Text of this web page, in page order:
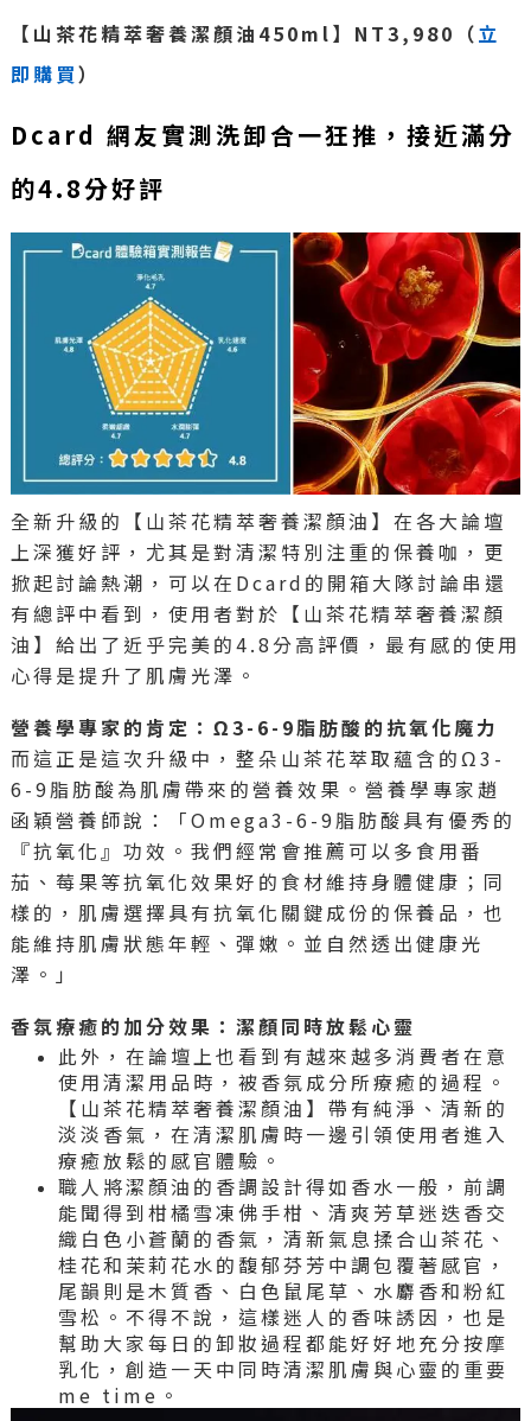
【山茶花精萃奢養潔顏油450ml】NT3,980（立
即購買）
Dcard 網友實測洗卸合一狂推，接近滿分
的4.8分好評
全新升級的【山茶花精萃奢養潔顏油】在各大論壇
上深獲好評，尤其是對清潔特別注重的保養咖，更
掀起討論熱潮，可以在Dcard的開箱大隊討論串還
有總評中看到，使用者對於【山茶花精萃奢養潔顏
油】給出了近乎完美的4.8分高評價，最有感的使用
心得是提升了肌膚光澤。
營養學專家的肯定：Ω3-6-9脂肪酸的抗氧化魔力
而這正是這次升級中，整朵山茶花萃取蘊含的Ω3-
6-9脂肪酸為肌膚帶來的營養效果。營養學專家趙
函穎營養師說：「Omega3-6-9脂肪酸具有優秀的
『抗氧化』功效。我們經常會推薦可以多食用番
茄、莓果等抗氧化效果好的食材維持身體健康；同
樣的，肌膚選擇具有抗氧化關鍵成份的保養品，也
能維持肌膚狀態年輕、彈嫩。並自然透出健康光
澤。」
香氛療癒的加分效果：潔顏同時放鬆心靈
此外，在論壇上也看到有越來越多消費者在意
使用清潔用品時，被香氛成分所療癒的過程。
【山茶花精萃奢養潔顏油】帶有純淨、清新的
淡淡香氣，在清潔肌膚時一邊引領使用者進入
療癒放鬆的感官體驗。
職人將潔顏油的香調設計得如香水一般，前調
能聞得到柑橘雪凍佛手柑、清爽芳草迷迭香交
織白色小蒼蘭的香氣，清新氣息揉合山茶花、
桂花和茉莉花水的馥郁芬芳中調包覆著感官，
尾韻則是木質香、白色鼠尾草、水麝香和粉紅
雪松。不得不說，這樣迷人的香味誘因，也是
幫助大家每日的卸妝過程都能好好地充分按摩
乳化，創造一天中同時清潔肌膚與心靈的重要
me time。